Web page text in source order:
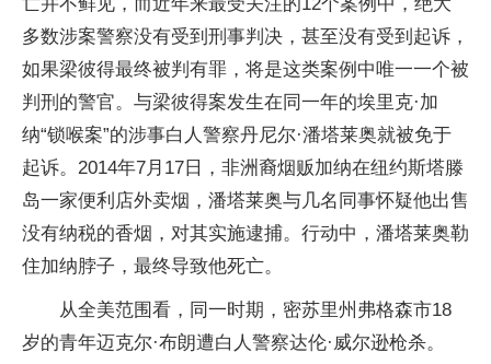
多数涉案警察没有受到刑事判决，甚至没有受到起诉，
如果梁彼得最终被判有罪，将是这类案例中唯一一个被
判刑的警官。与梁彼得案发生在同一年的埃里克·加
纳“锁喉案”的涉事白人警察丹尼尔·潘塔莱奥就被免于
起诉。2014年7月17日，非洲裔烟贩加纳在纽约斯塔滕
岛一家便利店外卖烟，潘塔莱奥与几名同事怀疑他出售
没有纳税的香烟，对其实施逮捕。行动中，潘塔莱奥勒
住加纳脖子，最终导致他死亡。
从全美范围看，同一时期，密苏里州弗格森市18
岁的青年迈克尔·布朗遭白人警察达伦·威尔逊枪杀。